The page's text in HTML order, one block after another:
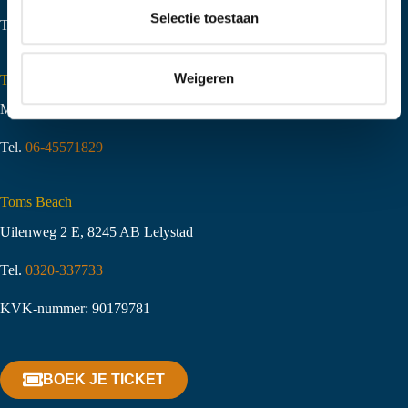
i
Selectie toestaan
Weigeren
Tel.
Toms Creek Appeltern
Molenstraat 10,6629 KJ Appeltern
Tel. 06-45571829
Toms Beach
Uilenweg 2 E, 8245 AB Lelystad
Tel. 0320-337733
KVK-nummer: 90179781
BOEK JE TICKET